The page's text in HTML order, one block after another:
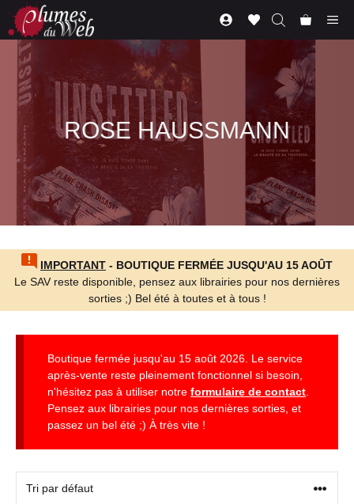
Aller
contenu
ROSE HAUSSMANN
IMPORTANT - BOUTIQUE FERMÉE JUSQU'AU 15 AOÛT
Le SAV reste disponible, pensez aux librairies pour nos dernières
sorties ;) Bel été à toutes et à tous !
Boutique fermée jusqu'au 15 août 2026. Le service
après-vente reste pleinement fonctionnel si besoin,
n'hésitez pas à utiliser notre formulaire de contact
Pensez aux librairies pour nos dernières sorties, et
passez un bel été ;) À très vite !